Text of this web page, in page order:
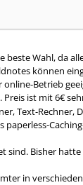
beste Wahl, da
können
Betrieb
ist mit 6€
Text-Rechner,
paperless-
Bisher
in